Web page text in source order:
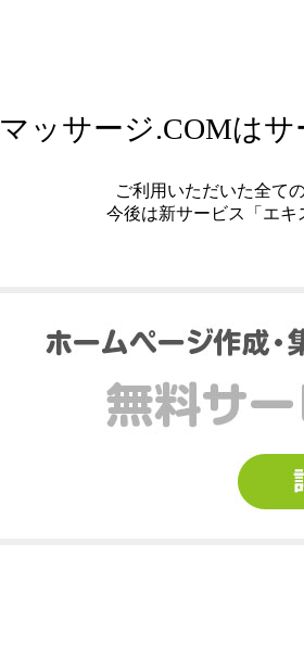
マッサージ.COMは
ご利用いただいた全て
今後は新サービス「エ